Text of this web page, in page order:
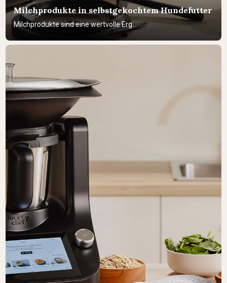
Milchprodukte in selbstgekochtem Hundefutter
Milchprodukte sind eine wertvolle Erg...